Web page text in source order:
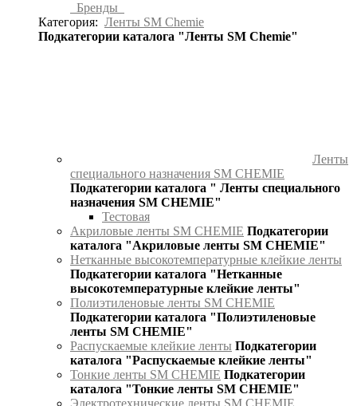
Бренды
Категория: Ленты SM Chemie
Подкатегории каталога "Ленты SM Chemie"
Ленты
специального назначения SM CHEMIE
Подкатегории каталога " Ленты специального
назначения SM CHEMIE"
Тестовая
Акриловые ленты SM CHEMIE Подкатегории
каталога "Акриловые ленты SM CHEMIE"
Нетканные высокотемпературные клейкие ленты
Подкатегории каталога "Нетканные
высокотемпературные клейкие ленты"
Полиэтиленовые ленты SM CHEMIE
Подкатегории каталога "Полиэтиленовые
ленты SM CHEMIE"
Распускаемые клейкие ленты Подкатегории
каталога "Распускаемые клейкие ленты"
Тонкие ленты SM CHEMIE Подкатегории
каталога "Тонкие ленты SM CHEMIE"
Электротехнические ленты SM CHEMIE